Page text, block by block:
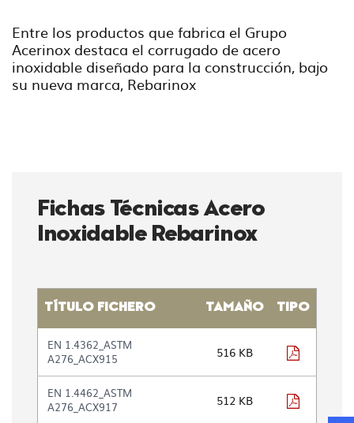
Entre los productos que fabrica el Grupo
Acerinox destaca el corrugado de acero
inoxidable diseñado para la construcción, bajo
su nueva marca, Rebarinox
Fichas Técnicas Acero
Inoxidable Rebarinox
con
de
ficheros
TÍTULO FICHERO TAMAÑO TIPO
EN 1.4362_ASTM
A276_ACX915
516 KB pdf
EN 1.4462_ASTM
A276_ACX917
512 KB pdf